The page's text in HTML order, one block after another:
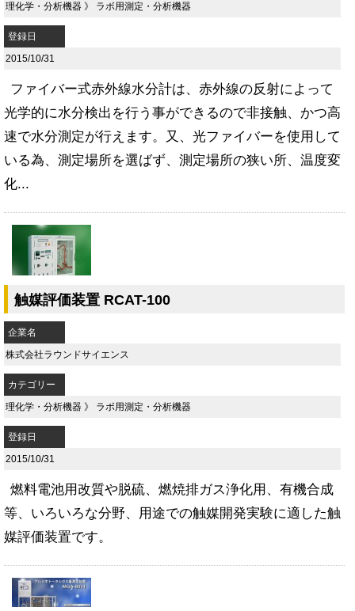
理化学・分析機器 》 ラボ用測定・分析機器
登録日
2015/10/31
ファイバー式赤外線水分計は、赤外線の反射によって
光学的に水分検出を行う事ができるので非接触、かつ高
速で水分測定が行えます。又、光ファイバーを使用して
いる為、測定場所を選ばず、測定場所の狭い所、温度変
化...
触媒評価装置 RCAT-100
企業名
株式会社ラウンドサイエンス
カテゴリー
理化学・分析機器 》 ラボ用測定・分析機器
登録日
2015/10/31
燃料電池用改質や脱硫、燃焼排ガス浄化用、有機合成
等、いろいろな分野、用途での触媒開発実験に適した触
媒評価装置です。